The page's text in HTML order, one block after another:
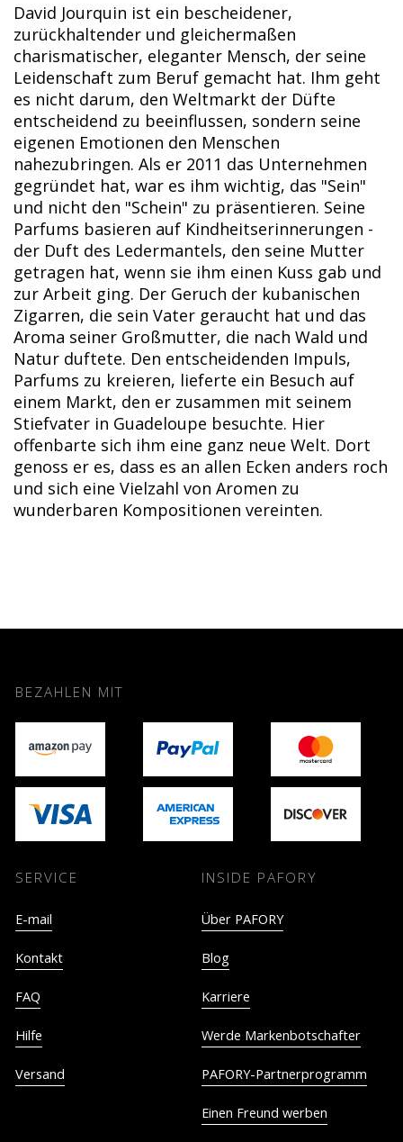
David Jourquin ist ein bescheidener,
zurückhaltender und gleichermaßen
charismatischer, eleganter Mensch, der seine
Leidenschaft zum Beruf gemacht hat. Ihm geht
es nicht darum, den Weltmarkt der Düfte
entscheidend zu beeinflussen, sondern seine
eigenen Emotionen den Menschen
nahezubringen. Als er 2011 das Unternehmen
gegründet hat, war es ihm wichtig, das "Sein"
und nicht den "Schein" zu präsentieren. Seine
Parfums basieren auf Kindheitserinnerungen -
der Duft des Ledermantels, den seine Mutter
getragen hat, wenn sie ihm einen Kuss gab und
zur Arbeit ging. Der Geruch der kubanischen
Zigarren, die sein Vater geraucht hat und das
Aroma seiner Großmutter, die nach Wald und
Natur duftete. Den entscheidenden Impuls,
Parfums zu kreieren, lieferte ein Besuch auf
einem Markt, den er zusammen mit seinem
Stiefvater in Guadeloupe besuchte. Hier
offenbarte sich ihm eine ganz neue Welt. Dort
genoss er es, dass es an allen Ecken anders roch
und sich eine Vielzahl von Aromen zu
wunderbaren Kompositionen vereinten.
BEZAHLEN MIT
SERVICE
E-mail
Kontakt
FAQ
Hilfe
Versand
INSIDE PAFORY
Über PAFORY
Blog
Karriere
Werde Markenbotschafter
PAFORY-Partnerprogramm
Einen Freund werben